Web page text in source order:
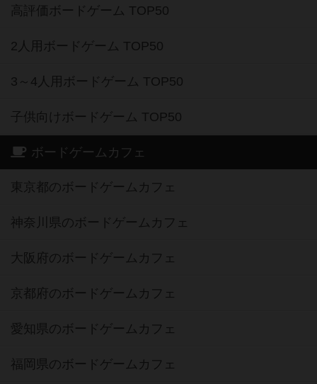
高評価ボードゲーム TOP50
2人用ボードゲーム TOP50
3～4人用ボードゲーム TOP50
子供向けボードゲーム TOP50
ボードゲームカフェ
東京都のボードゲームカフェ
神奈川県のボードゲームカフェ
大阪府のボードゲームカフェ
京都府のボードゲームカフェ
愛知県のボードゲームカフェ
福岡県のボードゲームカフェ